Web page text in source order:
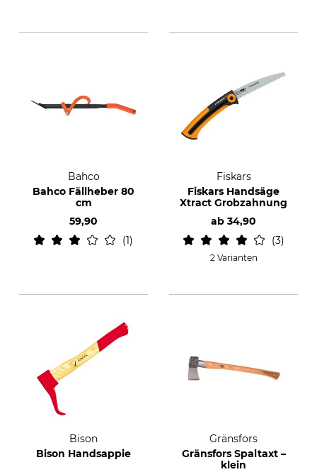
Bahco
Bahco Fällheber 80
cm
59,90
1
Fiskars
Fiskars Handsäge
Xtract Grobzahnung
ab 34,90
3
2 Varianten
Bison
Bison Handsappie
Gränsfors
Gränsfors Spaltaxt –
klein